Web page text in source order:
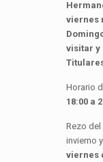
viernes
visitar y
Horario
18:00 a
Rezo del
invierno
viernes